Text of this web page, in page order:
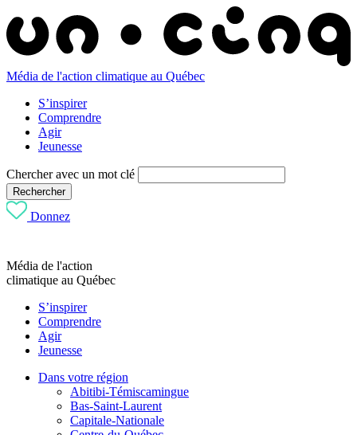
Média de l'action climatique au Québec
S’inspirer
Comprendre
Agir
Jeunesse
Chercher avec un mot clé
Rechercher
Donnez
Média de l'action
climatique au Québec
S’inspirer
Comprendre
Agir
Jeunesse
Dans votre région
Abitibi-Témiscamingue
Bas-Saint-Laurent
Capitale-Nationale